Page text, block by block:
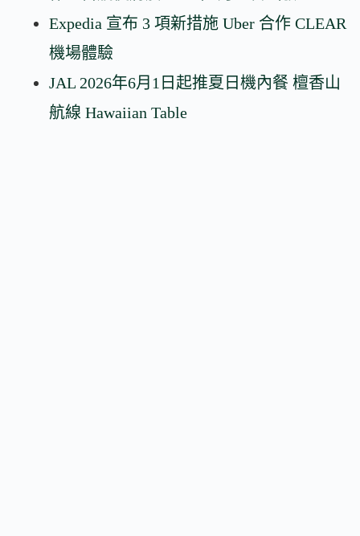
Expedia 宣布 3 項新措施 Uber 合作 CLEAR
機場體驗
JAL 2026年6月1日起推夏日機內餐 檀香山
航線 Hawaiian Table